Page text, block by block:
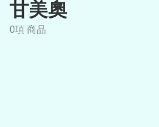
甘美奧
0項 商品